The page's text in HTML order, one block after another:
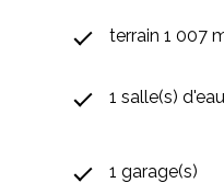
terrain 1 007
1 salle(s) d'eau
1 garage(s)